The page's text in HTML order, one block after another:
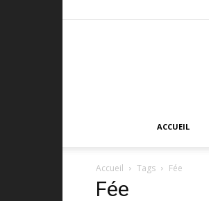
ACCUEIL
Accueil Tags Fée
Fée